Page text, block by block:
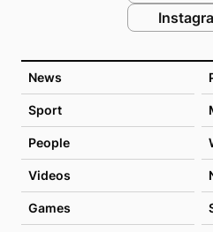
News
Sport
People
Videos
Games